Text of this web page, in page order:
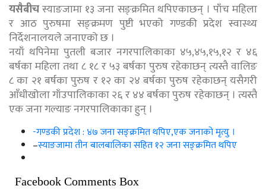
यसैबीचस्याङजामा १३ जना सङ्क्रमित थपिएकाछन् । पाँच महिला
र आठ पुरुषमा सङ्क्रमण पुष्टी भएको गण्डकी प्रदेश स्वास्थ्य
निर्देशनालयले जनाएको छ ।
नयाँ थपिनेमा पुतली बजार नगरपालिकाका ४५,४५,१५,१२ र ४६
बर्षका महिला तथा ८ १८ र ५३ बर्षका पुरुष रहेकाछन् त्यस्तै वालिङ
८ का २१ बर्षका पुरुष र १२ का २४ बर्षका पुरुष रहेकाछन् यसैगरी
आँधीखोला गाँउपालिकाका २६ र ४४ बर्षका पुरुष रहेकाछन् । त्यस्तै
एक जना गल्याङ नगरपालिकाका हुन् ।
-गण्डकी प्रदेश : ४७ जना सङ्क्रमित थपिए,एक जनाको मृत्यु ।
–स्याङजामा तीन बालबालिका सहित १२ जना सङ्क्रमित थपिए
Facebook Comments Box